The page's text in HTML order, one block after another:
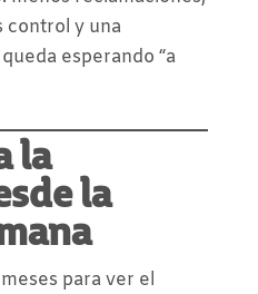
control y una
esperando “a
la
la
para ver el